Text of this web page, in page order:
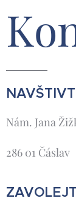
Nám. Jana
286 01 Čáslav